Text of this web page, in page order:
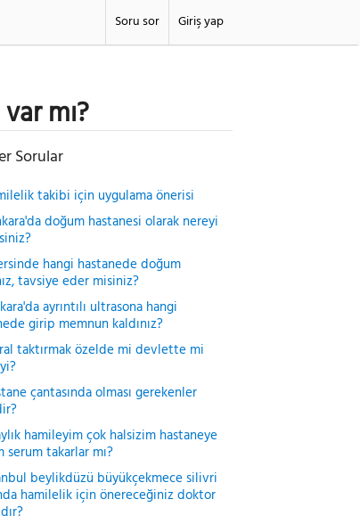
Giriş yap
Soru sor
mı?
Sorular
takibi için uygulama önerisi
doğum hastanesi olarak nereyi
hangi hastanede doğum
tavsiye eder misiniz?
ayrıntılı ultrasona hangi
girip memnun kaldınız?
taktırmak özelde mi devlette mi
çantasında olması gerekenler
hamileyim çok halsizim hastaneye
serum takarlar mı?
beylikdüzü büyükçekmece silivri
hamilelik için önereceğiniz doktor